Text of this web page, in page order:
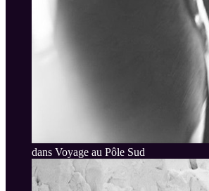
dans Voyage au Pôle Sud